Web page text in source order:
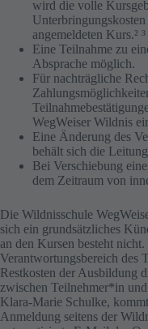
wird die volle
angemeldeten Kurs.² ³
Eine Teilnahme zu
Absprache möglich.
Für nachträgliche
WegWeiser Wildnis
Eine Änderung des
behält sich die
Bei Verschiebung
dem Zeitraum von
Die Wildnisschule
sich ein grundsätzliches
an den Kursen besteht
Verantwortungsbereich des
Restkosten der Ausbildung
zwischen Teilnehmer*in
Klara-Marie Schulke,
Anmeldung seitens der